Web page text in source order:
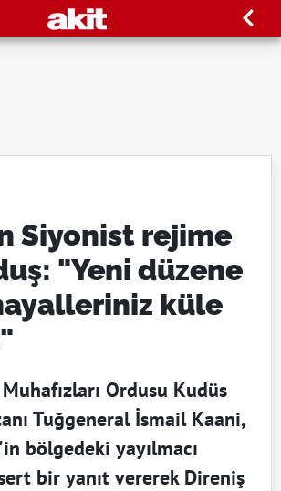
Siyonist rejime
"Yeni düzene
küle
Ordusu Kudüs
Tuğgeneral İsmail Kaani,
bölgedeki yayılmacı
bir yanıt vererek Direniş